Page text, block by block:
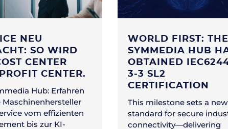
NEU
SO WIRD
CENTER
CENTER.
Hub: Erfahren
Maschinenhersteller
vom effizienten
bis zur KI-
WORLD FIRST: THE
SYMMEDIA HUB
OBTAINED
3-3 SL2
CERTIFICATION
This milestone sets a new
standard for secure
connectivity—delivering